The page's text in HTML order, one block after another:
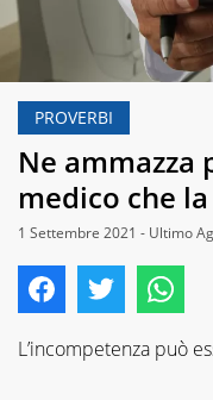
PROVERBI
Ne ammazza
medico che
1 Settembre 2021 - Ultimo
L’incompetenza può